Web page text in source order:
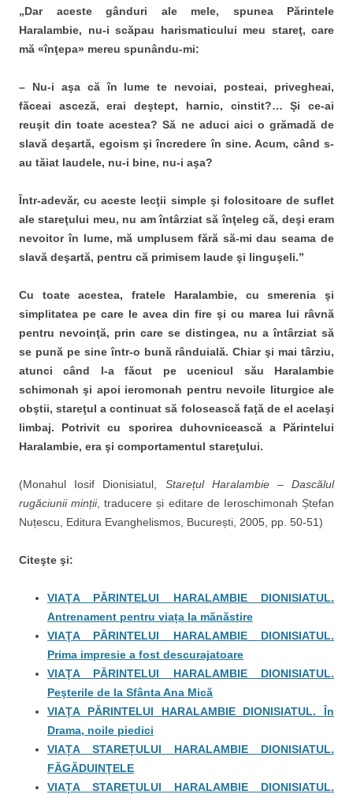
„Dar aceste gânduri ale mele, spunea Părintele
Haralambie, nu-i scăpau harismaticului meu stareţ, care
mă «înţepa» mereu spunându-mi:
– Nu-i aşa că în lume te nevoiai, posteai, privegheai,
făceai asceză, erai deştept, harnic, cinstit?… Şi ce-ai
reuşit din toate acestea? Să ne aduci aici o grămadă de
slavă deşartă, egoism şi încredere în sine. Acum, când s-
au tăiat laudele, nu-i bine, nu-i aşa?
Într-adevăr, cu aceste lecţii simple şi folositoare de suflet
ale stareţului meu, nu am întârziat să înţeleg că, deşi eram
nevoitor în lume, mă umplusem fără să-mi dau seama de
slavă deşartă, pentru că primi­sem laude şi linguşeli.”
Cu toate acestea, fratele Haralambie, cu smerenia şi
simplitatea pe care le avea din fire şi cu marea lui râvnă
pentru nevoinţă, prin care se distingea, nu a întârziat să
se pună pe sine într-o bună rânduială. Chiar şi mai târziu,
atunci când l-a făcut pe ucenicul său Haralambie
schimonah şi apoi ieromonah pentru nevoile liturgice ale
obştii, stareţul a continuat să folosească faţă de el acelaşi
limbaj. Potrivit cu sporirea duhovnicească a Părintelui
Haralambie, era şi comportamentul stareţului.
(Monahul Iosif Dionisiatul, Starețul Haralambie –Dascălul
rugăciunii minții, traducere și editare de Ieroschimonah Ștefan
Nuțescu, Editura Evanghelismos, București, 2005, pp. 50-51)
Citeşte şi:
VIAŢA PĂRINTELUI HARALAMBIE DIONISIATUL.
Antrenament pentru viața la mănăstire
VIAŢA PĂRINTELUI HARALAMBIE DIONISIATUL.
Prima impresie a fost descurajatoare
VIAŢA PĂRINTELUI HARALAMBIE DIONISIATUL.
Peşterile de la Sfânta Ana Mică
VIAŢA PĂRINTELUI HARALAMBIE DIONISIATUL. În
Drama, noile piedici
VIAȚA STAREȚULUI HARALAMBIE DIONISIATUL.
FĂGĂDUINŢELE
VIAȚA STAREȚULUI HARALAMBIE DIONISIATUL.